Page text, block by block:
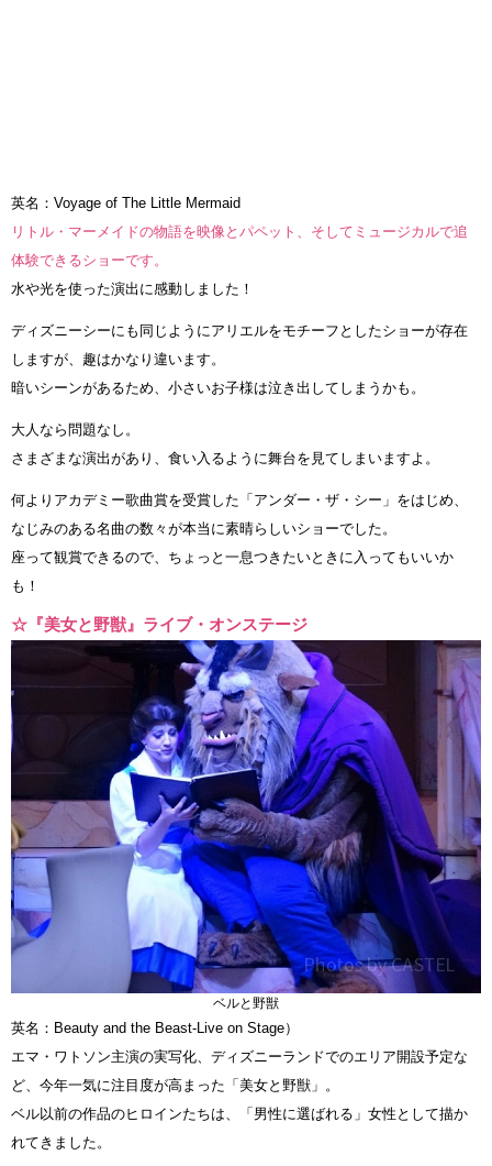
英名：Voyage of The Little Mermaid
リトル・マーメイドの物語を映像とパペット、そしてミュージカルで追
体験できるショーです。
水や光を使った演出に感動しました！
ディズニーシーにも同じようにアリエルをモチーフとしたショーが存在
しますが、趣はかなり違います。
暗いシーンがあるため、小さいお子様は泣き出してしまうかも。
大人なら問題なし。
さまざまな演出があり、食い入るように舞台を見てしまいますよ。
何よりアカデミー歌曲賞を受賞した「アンダー・ザ・シー」をはじめ、
なじみのある名曲の数々が本当に素晴らしいショーでした。
座って観賞できるので、ちょっと一息つきたいときに入ってもいいか
も！
☆『美女と野獣』ライブ・オンステージ
ベルと野獣
英名：Beauty and the Beast-Live on Stage）
エマ・ワトソン主演の実写化、ディズニーランドでのエリア開設予定な
ど、今年一気に注目度が高まった「美女と野獣」。
ベル以前の作品のヒロインたちは、「男性に選ばれる」女性として描か
れてきました。